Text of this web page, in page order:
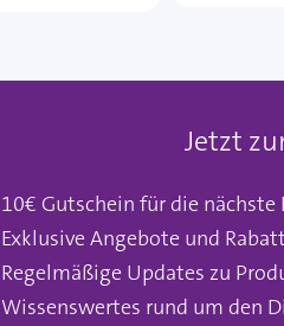
Jetzt
10€ Gutschein für die
Exklusive Angebote und
Regelmäßige Updates zu
Wissenswertes rund um den